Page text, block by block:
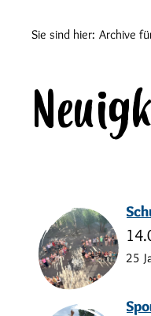
Sie sind hier: Archive
25